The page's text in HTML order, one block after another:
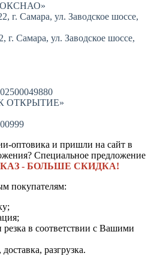
г. Самара, ул. Заводское шоссе,
г. Самара, ул. Заводское шоссе,
ОТКРЫТИЕ»
оптовика и пришли на сайт в
Специальное предложение
- БОЛЬШЕ СКИДКА!
покупателям:
в соответствии с Вашими
разгрузка.